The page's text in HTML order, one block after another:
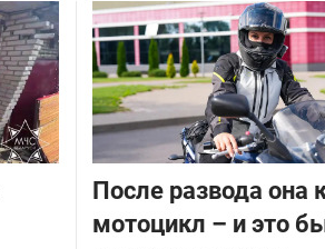
После развода она
мотоцикл – и это